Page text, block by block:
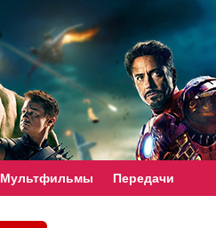
Мультфильмы Передачи